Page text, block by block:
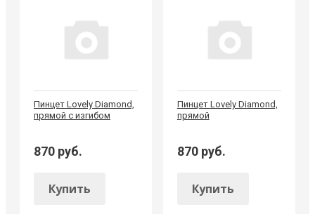
Пинцет Lovely Diamond,
прямой с изгибом
870 руб.
Купить
Пинцет Lovely Diamond,
прямой
870 руб.
Купить